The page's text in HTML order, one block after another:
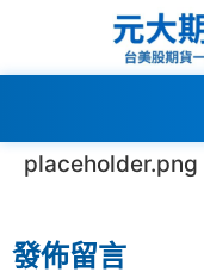
placeholder.png
發佈留言